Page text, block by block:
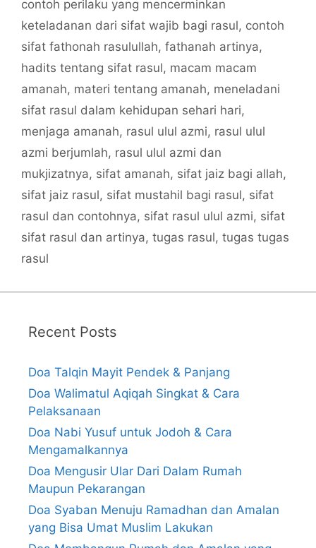
contoh perilaku yang mencerminkan
keteladanan dari sifat wajib bagi rasul, contoh
sifat fathonah rasulullah, fathanah artinya,
hadits tentang sifat rasul, macam macam
amanah, materi tentang amanah, meneladani
sifat rasul dalam kehidupan sehari hari,
menjaga amanah, rasul ulul azmi, rasul ulul
azmi berjumlah, rasul ulul azmi dan
mukjizatnya, sifat amanah, sifat jaiz bagi allah,
sifat jaiz rasul, sifat mustahil bagi rasul, sifat
rasul dan contohnya, sifat rasul ulul azmi, sifat
sifat rasul dan artinya, tugas rasul, tugas tugas
rasul
Recent Posts
Doa Talqin Mayit Pendek & Panjang
Doa Walimatul Aqiqah Singkat & Cara
Pelaksanaan
Doa Nabi Yusuf untuk Jodoh & Cara
Mengamalkannya
Doa Mengusir Ular Dari Dalam Rumah
Maupun Pekarangan
Doa Syaban Menuju Ramadhan dan Amalan
yang Bisa Umat Muslim Lakukan